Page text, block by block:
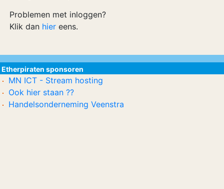
Problemen met inloggen?
Klik dan hier eens.
Etherpiraten sponsoren
MN ICT - Stream hosting
Ook hier staan ??
Handelsonderneming Veenstra